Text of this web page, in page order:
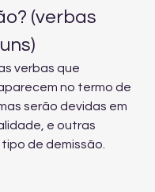
(verbas
verbas que
no termo de
serão devidas em
e outras
de demissão.